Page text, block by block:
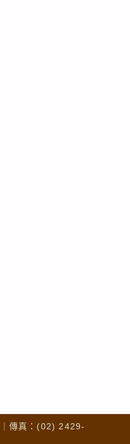
傳真：(02) 2429-